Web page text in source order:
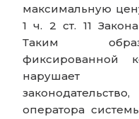
максимальную
1 ч. 2 ст. 11
Таким
фиксированной
нарушает
оператора